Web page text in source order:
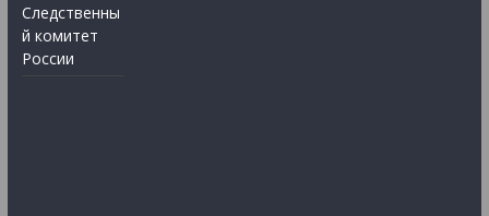
Следственны
й комитет
России